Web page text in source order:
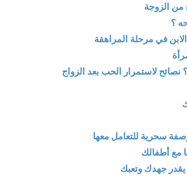
؟
نصائح لاستمرار الحب بعد الزواج
سحرية للتعامل معها
مع أطفالك
يقدر جهدك وتعبك